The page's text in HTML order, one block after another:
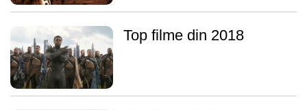
Top filme din 2018